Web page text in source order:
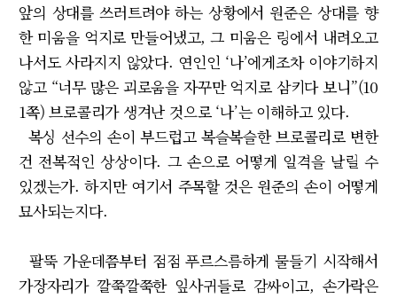
앞의 상대를 쓰러트려야 하는 상황에서 원준은 상대를 향
한 미움을 억지로 만들어냈고, 그 미움은 링에서 내려오고
나서도 사라지지 않았다. 연인인 ‘나’에게조차 이야기하지
않고 “너무 많은 괴로움을 자꾸만 억지로 삼키다 보니”(10
1쪽) 브로콜리가 생겨난 것으로 ‘나’는 이해하고 있다.
복싱 선수의 손이 부드럽고 복슬복슬한 브로콜리로 변한
건 전복적인 상상이다. 그 손으로 어떻게 일격을 날릴 수
있겠는가. 하지만 여기서 주목할 것은 원준의 손이 어떻게
묘사되는지다.
팔뚝 가운데쯤부터 점점 푸르스름하게 물들기 시작해서
가장자리가 깔쭉깔쭉한 잎사귀들로 감싸이고, 손가락은